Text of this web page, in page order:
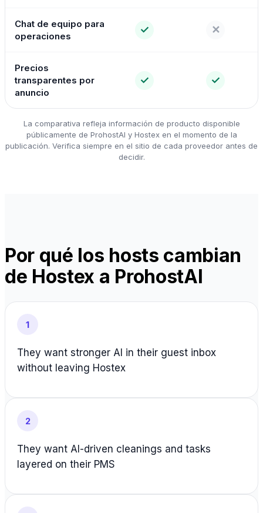
Chat de equipo para
operaciones
✓ ✕
Precios
transparentes por
anuncio
✓ ✓
La comparativa refleja información de producto disponible
públicamente de ProhostAI y Hostex en el momento de la
publicación. Verifica siempre en el sitio de cada proveedor antes de
decidir.
Por qué los hosts cambian
de Hostex a ProhostAI
1
They want stronger AI in their guest inbox
without leaving Hostex
2
They want AI-driven cleanings and tasks
layered on their PMS